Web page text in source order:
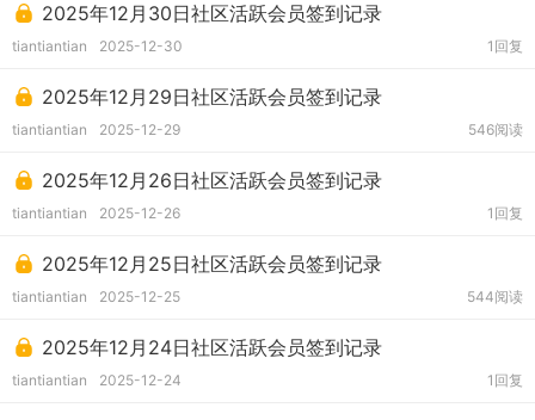
2025年12月30日社区活跃会员签到记录
tiantiantian 2025-12-30 1回复
2025年12月29日社区活跃会员签到记录
tiantiantian 2025-12-29 546阅读
2025年12月26日社区活跃会员签到记录
tiantiantian 2025-12-26 1回复
2025年12月25日社区活跃会员签到记录
tiantiantian 2025-12-25 544阅读
2025年12月24日社区活跃会员签到记录
tiantiantian 2025-12-24 1回复